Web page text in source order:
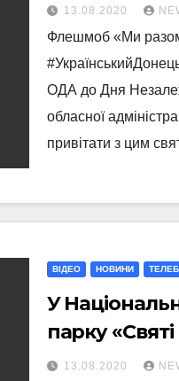
флешмоб
та
13.08.2020
Флешмоб «Ми
ОДА до Дня
обласної
привітати з цим
ВІДЕО НОВИНИ
У
парку
торфовища
13.08.2020